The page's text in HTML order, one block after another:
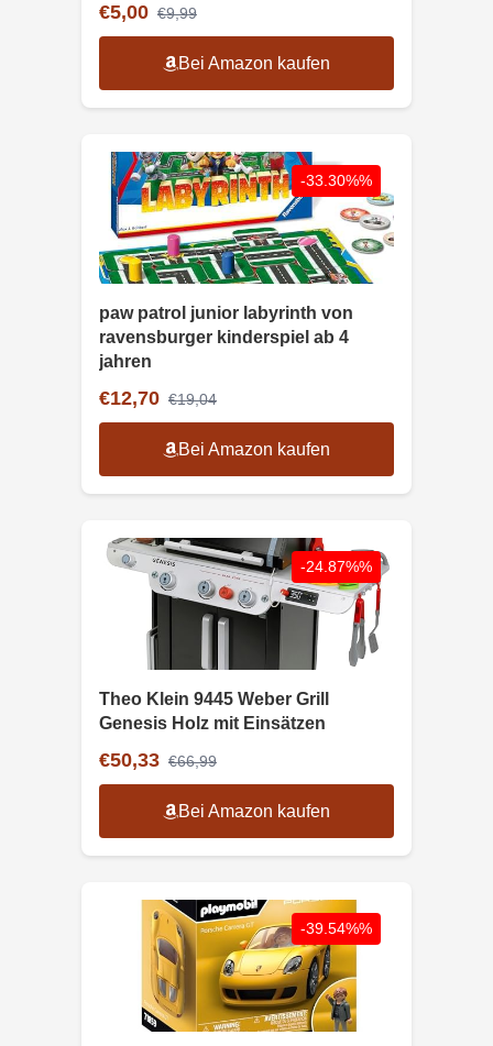
€5,00 €9,99
Bei Amazon kaufen
-33.30%%
paw patrol junior labyrinth von
ravensburger kinderspiel ab 4
jahren
€12,70 €19,04
Bei Amazon kaufen
-24.87%%
Theo Klein 9445 Weber Grill
Genesis Holz mit Einsätzen
€50,33 €66,99
Bei Amazon kaufen
-39.54%%